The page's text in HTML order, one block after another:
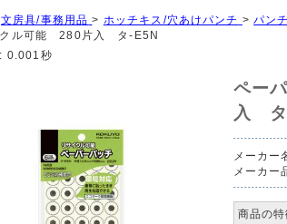
文房具/事務用品 > ホッチキス/穴あけパンチ >パン
クル可能 280片入 タ-E5N
0.001秒
ペー
入 タ
メーカー
メーカー
商品の特